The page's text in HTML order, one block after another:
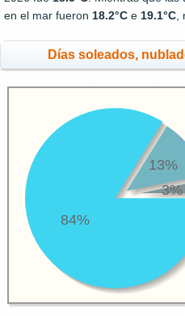
en el mar fueron 18.2°C e 19.1°C,
Días soleados,
84%
13%
3%